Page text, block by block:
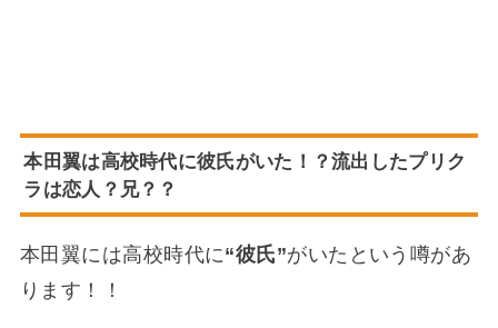
本田翼は高校時代に彼氏がいた！？流出したプリク
ラは恋人？兄？？
本田翼には高校時代に“彼氏”がいたという噂があ
ります！！